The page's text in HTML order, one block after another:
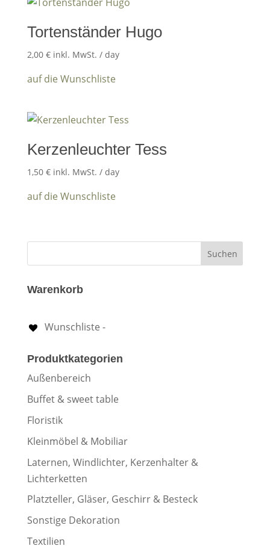
Tortenständer Hugo
2,00 € inkl. MwSt. / day
auf die Wunschliste
Kerzenleuchter Tess
1,50 € inkl. MwSt. / day
auf die Wunschliste
Warenkorb
Wunschliste -
Produktkategorien
Außenbereich
Buffet & sweet table
Floristik
Kleinmöbel & Mobiliar
Laternen, Windlichter, Kerzenhalter &
Lichterketten
Platzteller, Gläser, Geschirr & Besteck
Sonstige Dekoration
Textilien